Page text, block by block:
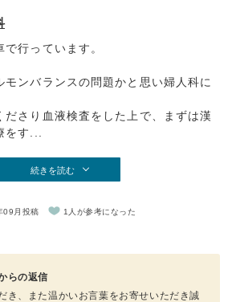
行っています。
モンバランスの問題かと思い婦人科に
ださり血液検査をした上で、まずは漢
す...
続きを読む
09月投稿 1人が参考になった
らの返信
き、また温かいお言葉をお寄せいただき誠